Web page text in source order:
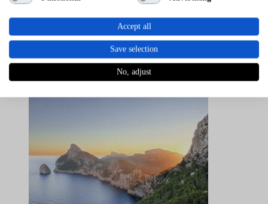
Accept all
Save selection
No, adjust